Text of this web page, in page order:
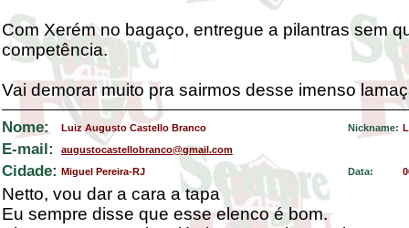
Com Xerém no bagaço, entregue a pilantras sem
competência.
Vai demorar muito pra sairmos desse imenso
Nome: Luiz Augusto Castello Branco Nickname:
E-mail: augustocastellobranco@gmail.com
Cidade: Miguel Pereira-RJ Data:
Netto, vou dar a cara a tapa
Eu sempre disse que esse elenco é bom.